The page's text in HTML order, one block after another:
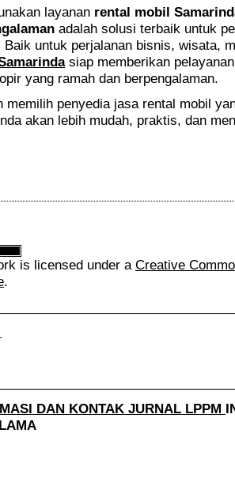
layanan rental mobil
adalah solusi terbaik untuk
Baik untuk perjalanan bisnis, wisata,
siap memberikan
yang ramah dan berpengalaman.
memilih penyedia jasa rental mobil
akan lebih mudah, praktis, dan
is licensed under a Creative
.
DAN KONTAK JURNAL LPPM